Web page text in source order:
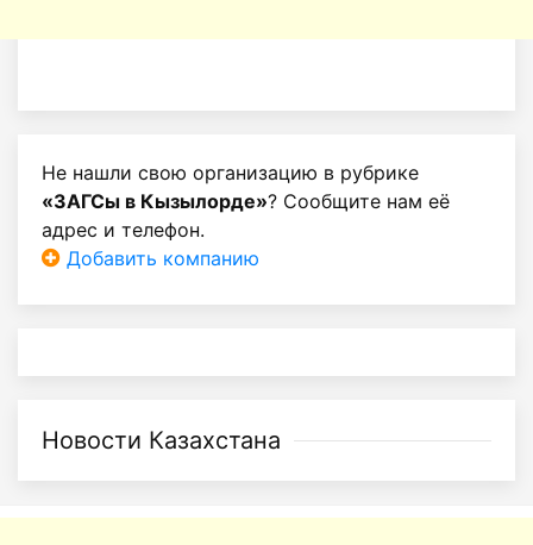
Не нашли свою организацию в рубрике
«ЗАГСы в Кызылорде»? Сообщите нам её
адрес и телефон.
Добавить компанию
Новости Казахстана